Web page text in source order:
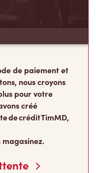
de paiement et
nous croyons
pour votre
créé
de crédit TimMD,